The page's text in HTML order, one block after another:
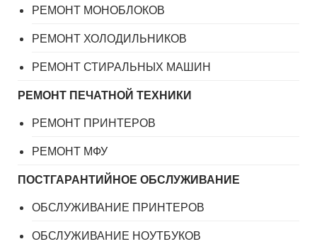
РЕМОНТ МОНОБЛОКОВ
РЕМОНТ ХОЛОДИЛЬНИКОВ
РЕМОНТ СТИРАЛЬНЫХ МАШИН
РЕМОНТ ПЕЧАТНОЙ ТЕХНИКИ
РЕМОНТ ПРИНТЕРОВ
РЕМОНТ МФУ
ПОСТГАРАНТИЙНОЕ ОБСЛУЖИВАНИЕ
ОБСЛУЖИВАНИЕ ПРИНТЕРОВ
ОБСЛУЖИВАНИЕ НОУТБУКОВ